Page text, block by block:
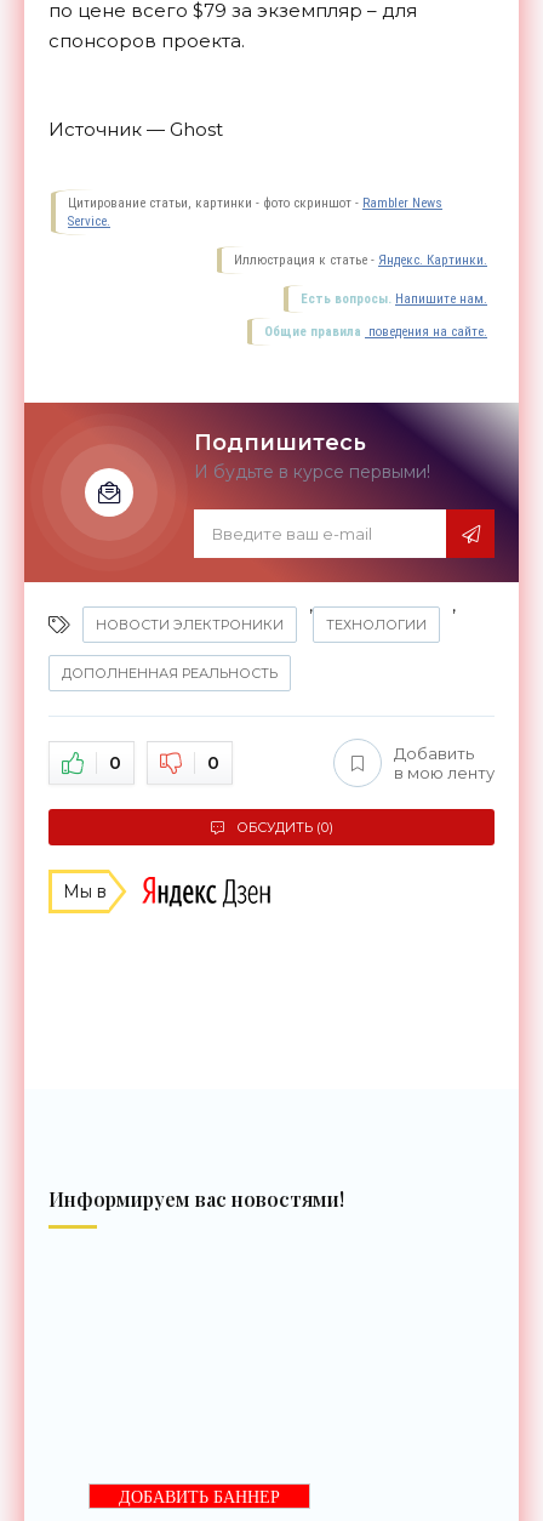
по цене всего $79 за экземпляр – для
спонсоров проекта.
Источник — Ghost
Цитирование статьи, картинки - фото скриншот - Rambler News
Service.
Иллюстрация к статье - Яндекс. Картинки.
Есть вопросы. Напишите нам.
Общие правила поведения на сайте.
Подпишитесь
И будьте в курсе первыми!
НОВОСТИ ЭЛЕКТРОНИКИ
,
ТЕХНОЛОГИИ
,
ДОПОЛНЕННАЯ РЕАЛЬНОСТЬ
0 0
Добавить
в мою ленту
ОБСУДИТЬ (0)
Мы в
Информируем вас новостями!
ДОБАВИТЬ БАННЕР